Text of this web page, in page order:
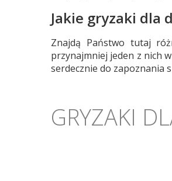
Jakie gryzaki dla
Znajdą Państwo tutaj
przynajmniej jeden z nich
serdecznie do zapoznania
GRYZAKI